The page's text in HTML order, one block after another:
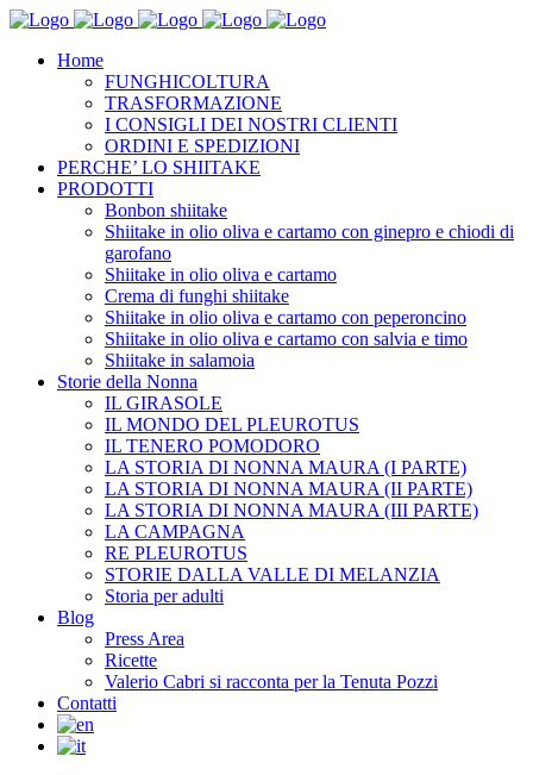
Home
FUNGHICOLTURA
TRASFORMAZIONE
I CONSIGLI DEI NOSTRI CLIENTI
ORDINI E SPEDIZIONI
PERCHE’ LO SHIITAKE
PRODOTTI
Bonbon shiitake
Shiitake in olio oliva e cartamo con ginepro e chiodi di
garofano
Shiitake in olio oliva e cartamo
Crema di funghi shiitake
Shiitake in olio oliva e cartamo con peperoncino
Shiitake in olio oliva e cartamo con salvia e timo
Shiitake in salamoia
Storie della Nonna
IL GIRASOLE
IL MONDO DEL PLEUROTUS
IL TENERO POMODORO
LA STORIA DI NONNA MAURA (I PARTE)
LA STORIA DI NONNA MAURA (II PARTE)
LA STORIA DI NONNA MAURA (III PARTE)
LA CAMPAGNA
RE PLEUROTUS
STORIE DALLA VALLE DI MELANZIA
Storia per adulti
Blog
Press Area
Ricette
Valerio Cabri si racconta per la Tenuta Pozzi
Contatti